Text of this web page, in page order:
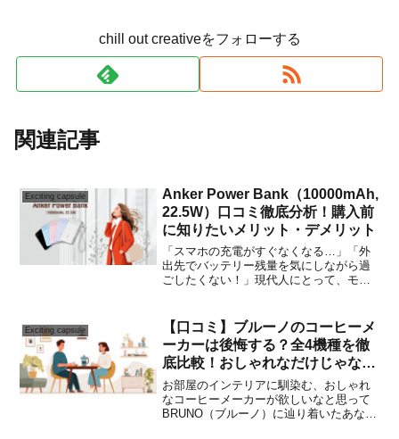
chill out creativeをフォローする
関連記事
Exciting capsule
Anker Power Bank（10000mAh,
22.5W）口コミ徹底分析！購入前
に知りたいメリット・デメリット
「スマホの充電がすぐなくなる…」「外
出先でバッテリー残量を気にしながら過
ごしたくない！」現代人にとって、モバ
されている中で、Ankerはその信頼性と高
性能で多くの方に選ば...
Exciting capsule
【口コミ】ブルーノのコーヒーメ
ーカーは後悔する？全4機種を徹
底比較！おしゃれなだけじゃない
選び方
お部屋のインテリアに馴染む、おしゃれ
なコーヒーメーカーが欲しいなと思って
BRUNO（ブルーノ）に辿り着いたあな